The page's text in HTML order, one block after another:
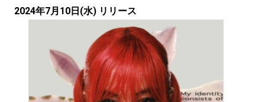
2024年7月10日(水) リリース